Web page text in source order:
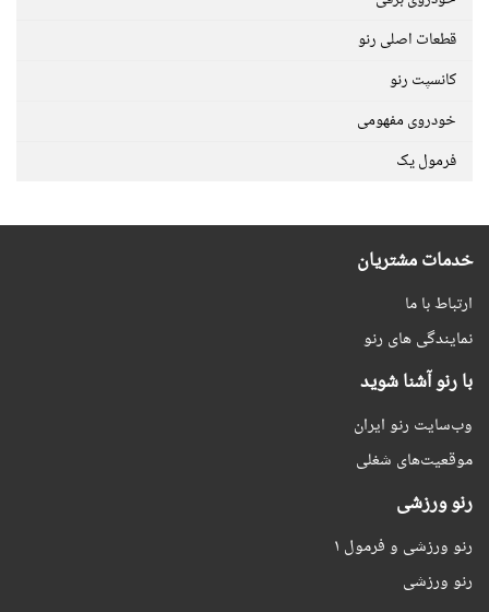
قطعات اصلی رنو
کانسپت رنو
خودروی مفهومی
فرمول یک
خدمات مشتریان
ارتباط با ما
نمایندگی های رنو
با رنو آشنا شوید
وب‌سایت رنو ایران
موقعیت‌های شغلی
رنو ورزشی
رنو ورزشی و فرمول ۱
رنو ورزشی